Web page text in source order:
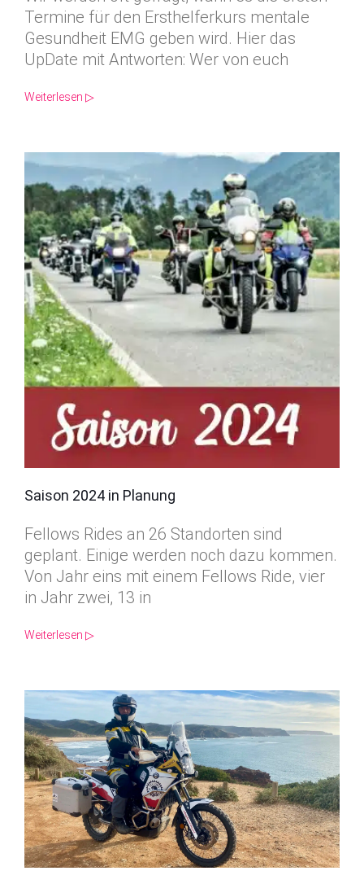
Termine für den Ersthelferkurs mentale
Gesundheit EMG geben wird. Hier das
UpDate mit Antworten: Wer von euch
Weiterlesen ▷
Saison 2024 in Planung
Fellows Rides an 26 Standorten sind
geplant. Einige werden noch dazu kommen.
Von Jahr eins mit einem Fellows Ride, vier
in Jahr zwei, 13 in
Weiterlesen ▷